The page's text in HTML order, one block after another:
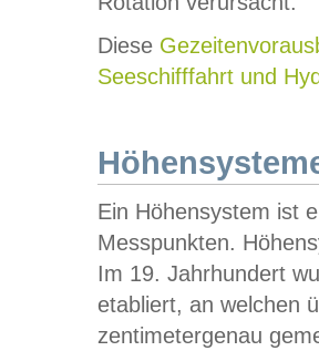
Diese
Seeschifffahrt und
Ein Höhensystem ist
Messpunkten.
Im 19. Jahrhundert
etabliert, an welchen
zentimetergenau